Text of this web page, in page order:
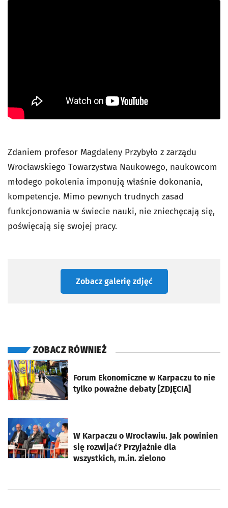
Zdaniem profesor Magdaleny Przybyło z zarządu
Wrocławskiego Towarzystwa Naukowego, naukowcom
młodego pokolenia imponują właśnie dokonania,
kompetencje. Mimo pewnych trudnych zasad
funkcjonowania w świecie nauki, nie zniechęcają się,
poświęcają się swojej pracy.
Zobacz galerię zdjęć
ZOBACZ RÓWNIEŻ
Forum Ekonomiczne w Karpaczu to nie
tylko poważne debaty [ZDJĘCIA]
otworzy się w nowej karcie
W Karpaczu o Wrocławiu. Jak powinien
się rozwijać? Przyjaźnie dla
wszystkich, m.in. zielono
otworzy się w nowej karcie